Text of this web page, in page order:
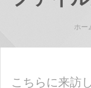
ホー
こちらに来訪